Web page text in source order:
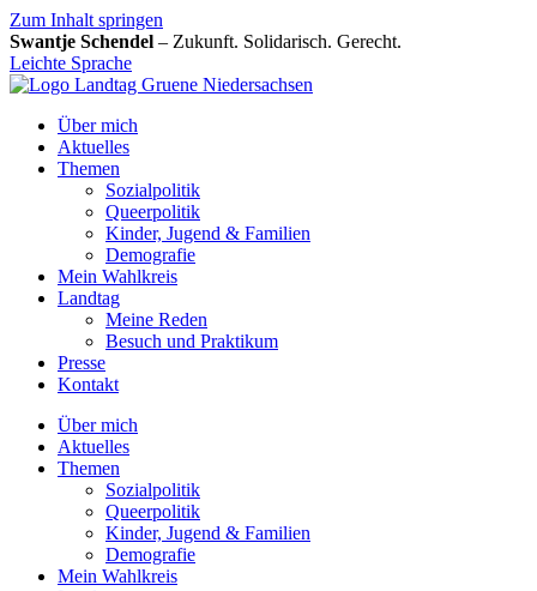
Zum Inhalt springen
Swantje Schendel – Zukunft. Solidarisch. Gerecht.
Leichte Sprache
Über mich
Aktuelles
Themen
Sozialpolitik
Queerpolitik
Kinder, Jugend & Familien
Demografie
Mein Wahlkreis
Landtag
Meine Reden
Besuch und Praktikum
Presse
Kontakt
Über mich
Aktuelles
Themen
Sozialpolitik
Queerpolitik
Kinder, Jugend & Familien
Demografie
Mein Wahlkreis